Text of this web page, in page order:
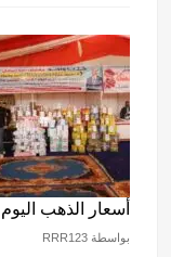
أسعار الذهب
بواسطة RRR123